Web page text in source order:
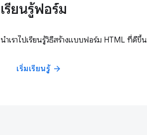
เรียนรู้ฟอร์ม
นำเราไปเรียนรู้วิธีสร้างแบบฟอร์ม HTML ที่ดีขึ้น
เริ่มเรียนรู้ arrow_forward